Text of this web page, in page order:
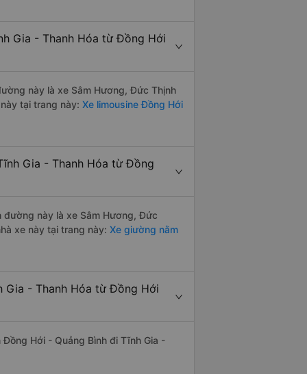
Gia - Thanh Hóa từ Đồng Hới
này là xe Sâm Hương, Đức Thịnh
tại trang này: Xe limousine Đồng Hới
Gia - Thanh Hóa từ Đồng
này là xe Sâm Hương, Đức
xe này tại trang này: Xe giường nằm
Gia - Thanh Hóa từ Đồng Hới
Hới - Quảng Bình đi Tĩnh Gia -